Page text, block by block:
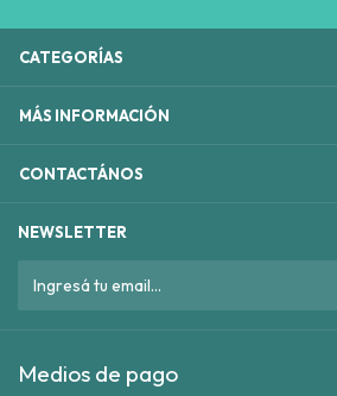
CATEGORÍAS
MÁS INFORMACIÓN
CONTACTÁNOS
NEWSLETTER
Medios de pago